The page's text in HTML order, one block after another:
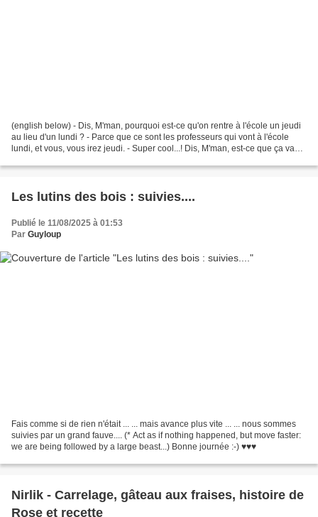
(english below) - Dis, M'man, pourquoi est-ce qu'on rentre à l'école un jeudi
au lieu d'un lundi ? - Parce que ce sont les professeurs qui vont à l'école
lundi, et vous, vous irez jeudi. - Super cool...! Dis, M'man, est-ce que ça va
Les lutins des bois : suivies....
Publié le 11/08/2025 à 01:53
Par Guyloup
Fais comme si de rien n'était ... ... mais avance plus vite ... ... nous sommes
suivies par un grand fauve.... (* Act as if nothing happened, but move faster:
we are being followed by a large beast...) Bonne journée :-) ♥♥♥
Nirlik - Carrelage, gâteau aux fraises, histoire de
Rose et recette